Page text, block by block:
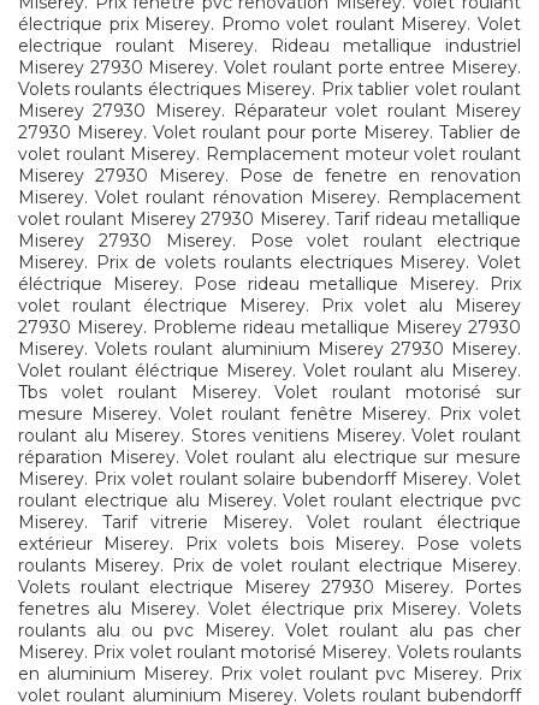
électrique prix Miserey. Promo volet roulant Miserey. Volet
electrique roulant Miserey. Rideau metallique industriel
Miserey 27930 Miserey. Volet roulant porte entree Miserey.
Volets roulants électriques Miserey. Prix tablier volet roulant
Miserey 27930 Miserey. Réparateur volet roulant Miserey
27930 Miserey. Volet roulant pour porte Miserey. Tablier de
volet roulant Miserey. Remplacement moteur volet roulant
Miserey 27930 Miserey. Pose de fenetre en renovation
Miserey. Volet roulant rénovation Miserey. Remplacement
volet roulant Miserey 27930 Miserey. Tarif rideau metallique
Miserey 27930 Miserey. Pose volet roulant electrique
Miserey. Prix de volets roulants electriques Miserey. Volet
éléctrique Miserey. Pose rideau metallique Miserey. Prix
volet roulant électrique Miserey. Prix volet alu Miserey
27930 Miserey. Probleme rideau metallique Miserey 27930
Miserey. Volets roulant aluminium Miserey 27930 Miserey.
Volet roulant éléctrique Miserey. Volet roulant alu Miserey.
Tbs volet roulant Miserey. Volet roulant motorisé sur
mesure Miserey. Volet roulant fenêtre Miserey. Prix volet
roulant alu Miserey. Stores venitiens Miserey. Volet roulant
réparation Miserey. Volet roulant alu electrique sur mesure
Miserey. Prix volet roulant solaire bubendorff Miserey. Volet
roulant electrique alu Miserey. Volet roulant electrique pvc
Miserey. Tarif vitrerie Miserey. Volet roulant électrique
extérieur Miserey. Prix volets bois Miserey. Pose volets
roulants Miserey. Prix de volet roulant electrique Miserey.
Volets roulant electrique Miserey 27930 Miserey. Portes
fenetres alu Miserey. Volet électrique prix Miserey. Volets
roulants alu ou pvc Miserey. Volet roulant alu pas cher
Miserey. Prix volet roulant motorisé Miserey. Volets roulants
en aluminium Miserey. Prix volet roulant pvc Miserey. Prix
volet roulant aluminium Miserey. Volets roulant bubendorff